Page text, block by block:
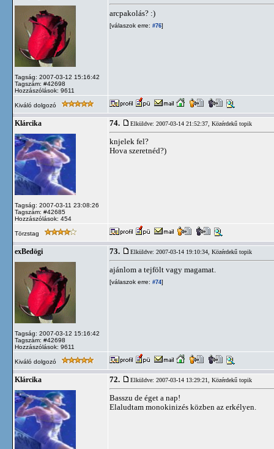
Tagság: 2007-03-12 15:16:42
Tagszám: #42698
Hozzászólások: 9611
arcpakolás? :)
[válaszok erre: #76]
Kiváló dolgozó
Klárcika
Tagság: 2007-03-11 23:08:26
Tagszám: #42685
Hozzászólások: 454
74. Elküldve: 2007-03-14 21:52:37, Közérdekű topik
knjelek fel?
Hova szeretnéd?)
Törzstag
exBedögi
Tagság: 2007-03-12 15:16:42
Tagszám: #42698
Hozzászólások: 9611
73. Elküldve: 2007-03-14 19:10:34, Közérdekű topik
ajánlom a tejfölt vagy magamat.
[válaszok erre: #74]
Kiváló dolgozó
Klárcika 72. Elküldve: 2007-03-14 13:29:21, Közérdekű topik
Basszu de éget a nap!
Elaludtam monokinizés közben az erkélyen.